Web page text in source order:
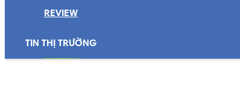
REVIEW
TIN THỊ TRƯỜNG